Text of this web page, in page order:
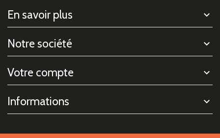
En savoir plus
Notre société
Votre compte
Informations